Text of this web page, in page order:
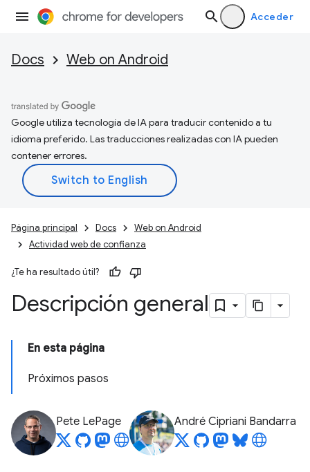
Acceder
Docs Web on Android
Google utiliza tecnología de IA para traducir contenido a tu
idioma preferido. Las traducciones realizadas con IA pueden
contener errores.
Página principal Docs
Web on Android
Actividad web de confianza
¿Te ha resultado útil?
Descripción general
En esta página
Próximos pasos
Pete LePage André Cipriani Bandarra